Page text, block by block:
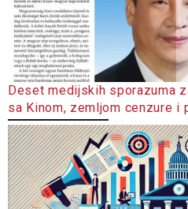
Deset medijskih sporazuma
sa Kinom, zemljom cenzure i